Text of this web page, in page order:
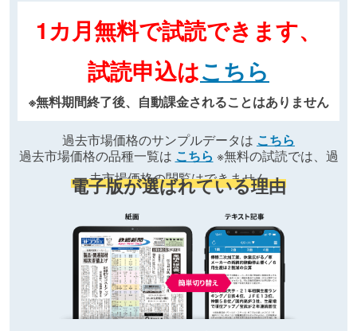
1カ月無料で試読できます、
試読申込はこちら
※無料期間終了後、自動課金されることはありません
過去市場価格のサンプルデータは こちら
過去市場価格の品種一覧は こちら ※無料の試読では、過
去市場価格の閲覧はできません
電子版が選ばれている理由